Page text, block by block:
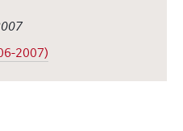
2007)